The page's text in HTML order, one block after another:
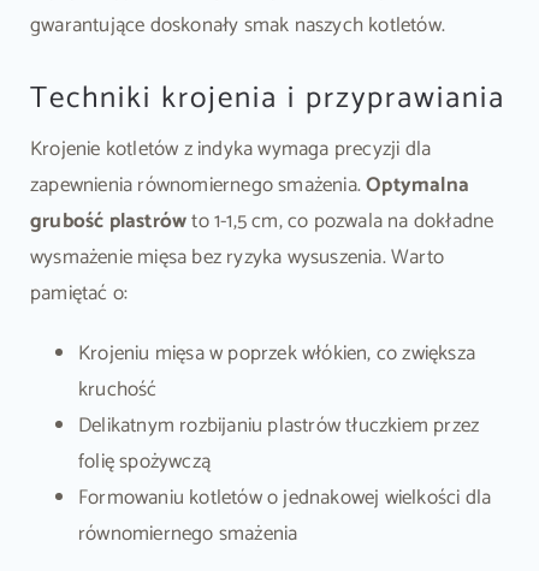
gwarantujące doskonały smak naszych kotletów.
Techniki krojenia i przyprawiania
Krojenie kotletów z indyka wymaga precyzji dla
zapewnienia równomiernego smażenia.Optymalna
grubość plastrówto 1-1,5 cm, co pozwala na dokładne
wysmażenie mięsa bez ryzyka wysuszenia. Warto
pamiętać o:
Krojeniu mięsa w poprzek włókien, co zwiększa
kruchość
Delikatnym rozbijaniu plastrów tłuczkiem przez
folię spożywczą
Formowaniu kotletów o jednakowej wielkości dla
równomiernego smażenia